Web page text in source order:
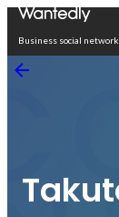
Business social